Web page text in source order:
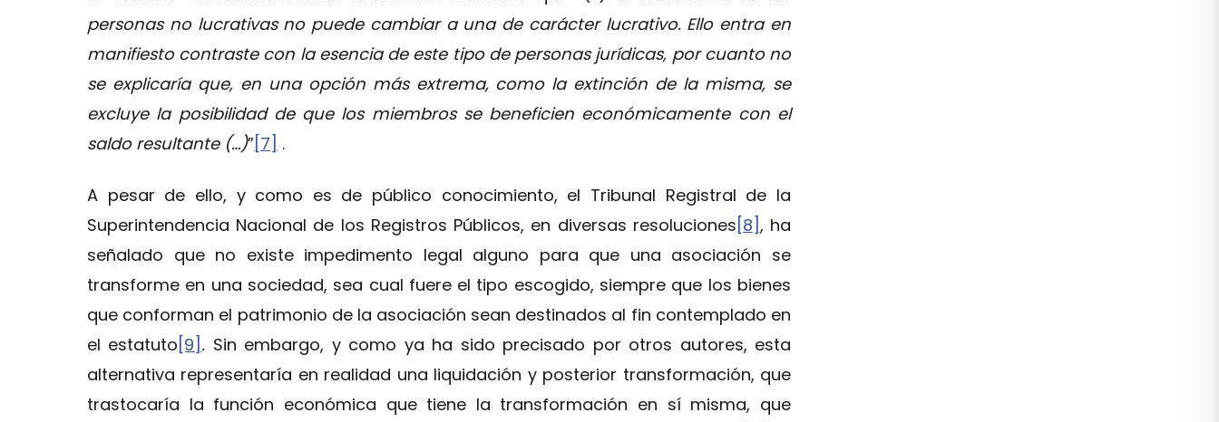
personas no lucrativas no puede cambiar a una de carácter lucrativo. Ello entra en
manifiesto contraste con la esencia de este tipo de personas jurídicas, por cuanto no
se explicaría que, en una opción más extrema, como la extinción de la misma, se
excluye la posibilidad de que los miembros se beneficien económicamente con el
saldo resultante (…)”[7] .
A pesar de ello, y como es de público conocimiento, el Tribunal Registral de la
Superintendencia Nacional de los Registros Públicos, en diversas resoluciones [8], ha
señalado que no existe impedimento legal alguno para que una asociación se
transforme en una sociedad, sea cual fuere el tipo escogido, siempre que los bienes
que conforman el patrimonio de la asociación sean destinados al fin contemplado en
el estatuto [9] . Sin embargo, y como ya ha sido precisado por otros autores, esta
alternativa representaría en realidad una liquidación y posterior transformación, que
trastocaría la función económica que tiene la transformación en sí misma, que